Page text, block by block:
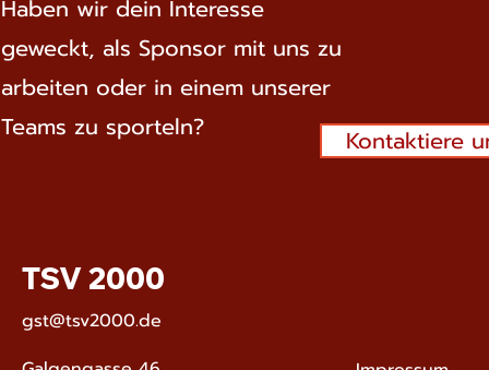
Haben wir dein Interesse
geweckt, als Sponsor mit uns zu
arbeiten oder in einem unserer
Teams zu sporteln?
Kontaktiere
TSV 2000
gst@tsv2000.de